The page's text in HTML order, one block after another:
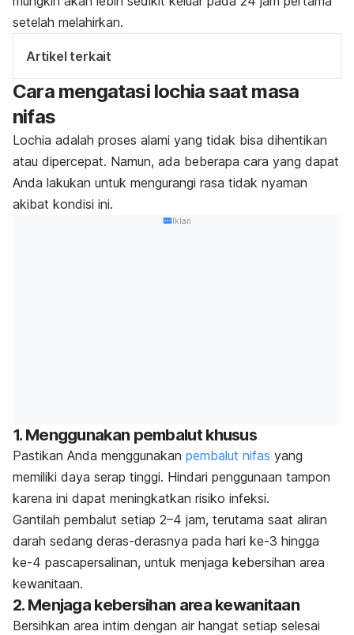
setelah melahirkan.
Artikel terkait
Cara mengatasi lochiasaat masa
nifas
Lochia adalah proses alami yang tidak bisa dihentikan
atau dipercepat. Namun, ada beberapa cara yang dapat
Anda lakukan untuk mengurangi rasa tidak nyaman
akibat kondisi ini.
Iklan
1. Menggunakan pembalut khusus
Pastikan Anda menggunakan pembalut nifas yang
memiliki daya serap tinggi. Hindari penggunaan tampon
karena ini dapat meningkatkan risiko infeksi.
Gantilah pembalut setiap 2–4 jam, terutama saat aliran
darah sedang deras-derasnya pada hari ke-3 hingga
ke-4 pascapersalinan, untuk menjaga kebersihan area
kewanitaan.
2. Menjaga kebersihan area kewanitaan
Bersihkan area intim dengan air hangat setiap selesai